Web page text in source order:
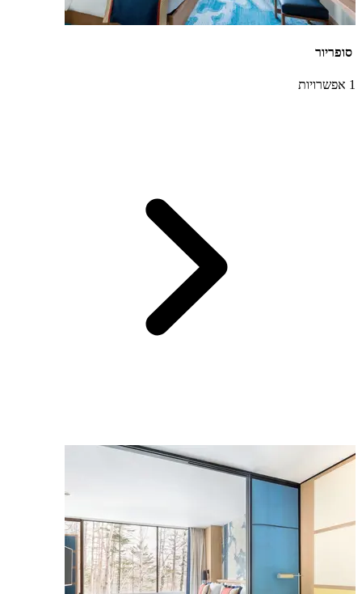
סופריור
1 אפשרויות